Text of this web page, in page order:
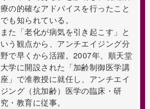
療の的確なアドバイスを行ったこと
でも知られている。
また「老化が病気を引き起こす」と
いう観点から、アンチエイジング分
野で早くから活躍。2007年、順天堂
大学に開設された「加齢制御医学講
座」で准教授に就任し、アンチエイ
ジング（抗加齢）医学の臨床・研
究・教育に従事。